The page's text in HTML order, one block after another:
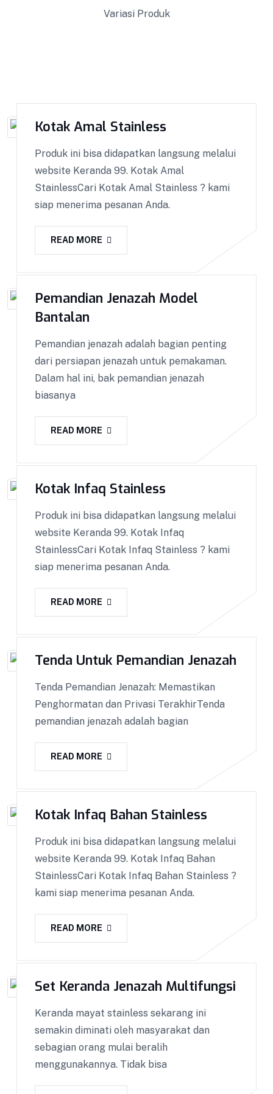
Perlengkapan Ambulance
Perlengkapan Ambulance BISA COD !! GARANSI
Barang 100%! Dapatkan Keranda Kualitas
Premium || Kami melakukan pemasaran ke seluruh
Diskon Terlengkap! Cashback! Gratis Ongkir!
Cicilan 0%. Produk yang kami kirim melalui proses
Quality Control ketat untuk menjaga Kualitas.
VIEW DETAILS
Kotak Amal
Dapatkan Keranda Kualitas Premium || Kami
melakukan pemasaran ke seluruh Indonesia
dengan sistem COD. Bisa COD! Promo & Diskon
Produk yang kami kirim melalui proses Quality
Control ketat untuk menjaga Kualitas.
VIEW DETAILS
Variasi Produk
Kotak Amal Stainless
Produk ini bisa didapatkan langsung melalui
website Keranda 99. Kotak Amal
StainlessCari Kotak Amal Stainless ? kami
siap menerima pesanan Anda.
READ MORE
Pemandian Jenazah Model
Bantalan
Pemandian jenazah adalah bagian penting
dari persiapan jenazah untuk pemakaman.
Dalam hal ini, bak pemandian jenazah
biasanya
READ MORE
Kotak Infaq Stainless
Produk ini bisa didapatkan langsung melalui
website Keranda 99. Kotak Infaq
StainlessCari Kotak Infaq Stainless ? kami
siap menerima pesanan Anda.
READ MORE
Tenda Untuk Pemandian Jenazah
Tenda Pemandian Jenazah: Memastikan
Penghormatan dan Privasi TerakhirTenda
pemandian jenazah adalah bagian
READ MORE
Kotak Infaq Bahan Stainless
Produk ini bisa didapatkan langsung melalui
website Keranda 99. Kotak Infaq Bahan
StainlessCari Kotak Infaq Bahan Stainless ?
kami siap menerima pesanan Anda.
READ MORE
Set Keranda Jenazah Multifungsi
Keranda mayat stainless sekarang ini
semakin diminati oleh masyarakat dan
sebagian orang mulai beralih
menggunakannya. Tidak bisa